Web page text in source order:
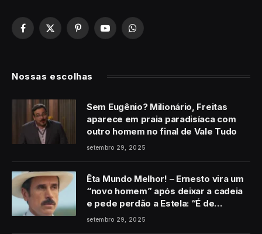
Facebook
X
PinterestYouTubeWhatsApp
Nossas escolhas
Sem Eugênio? Milionário, Freitas
aparece em praia paradisíaca com
outro homem no final de Vale Tudo
setembro 29, 2025
Êta Mundo Melhor! – Ernesto vira um
“novo homem” após deixar a cadeia
e pede perdão a Estela: “É de
coração”
setembro 29, 2025